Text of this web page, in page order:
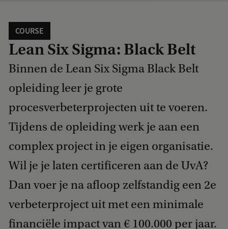
COURSE
Lean Six Sigma: Black Belt
Binnen de Lean Six Sigma Black Belt
opleiding leer je grote
procesverbeterprojecten uit te voeren.
Tijdens de opleiding werk je aan een
complex project in je eigen organisatie.
Wil je je laten certificeren aan de UvA?
Dan voer je na afloop zelfstandig een 2e
verbeterproject uit met een minimale
financiële impact van € 100.000 per jaar.